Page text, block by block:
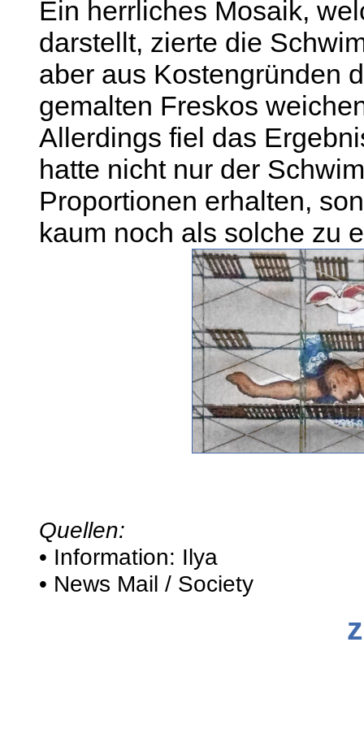
Ein herrliches Mosaik,
darstellt, zierte die
aber aus Kostengründen
gemalten Freskos
Allerdings fiel das
hatte nicht nur der
Proportionen erhalten,
kaum noch als solche zu
Quellen:
• Information: Ilya
• News Mail / Society